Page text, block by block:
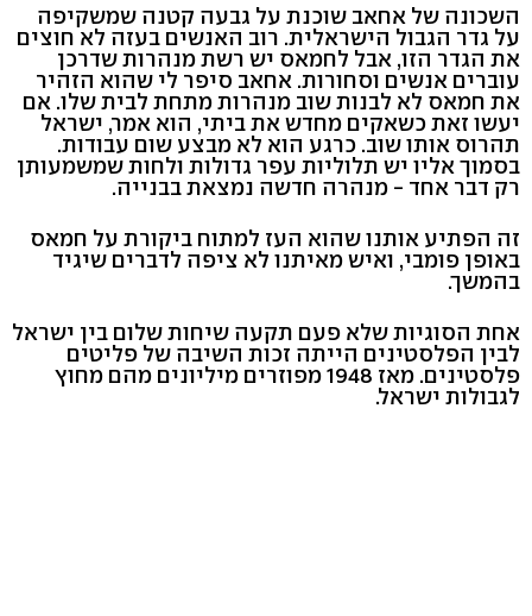
השכונה של אחאב שוכנת על גבעה קטנה שמשקיפה
על גדר הגבול הישראלית. רוב האנשים בעזה לא חוצים
את הגדר הזו, אבל לחמאס יש רשת מנהרות שדרכן
עוברים אנשים וסחורות. אחאב סיפר לי שהוא הזהיר
את חמאס לא לבנות שוב מנהרות מתחת לבית שלו. אם
יעשו זאת כשאקים מחדש את ביתי, הוא אמר, ישראל
תהרוס אותו שוב. כרגע הוא לא מבצע שום עבודות.
בסמוך אליו יש תלוליות עפר גדולות ולחות שמשמעותן
רק דבר אחד - מנהרה חדשה נמצאת בבנייה.
זה הפתיע אותנו שהוא העז למתוח ביקורת על חמאס
באופן פומבי, ואיש מאיתנו לא ציפה לדברים שיגיד
בהמשך.
אחת הסוגיות שלא פעם תקעה שיחות שלום בין ישראל
לבין הפלסטינים הייתה זכות השיבה של פליטים
פלסטינים. מאז 1948 מפוזרים מיליונים מהם מחוץ
לגבולות ישראל.